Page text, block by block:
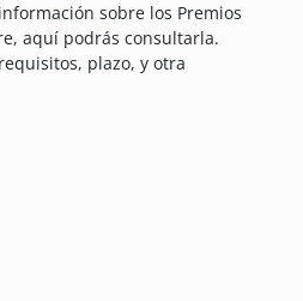
sobre los Premios
aquí podrás consultarla.
plazo, y otra